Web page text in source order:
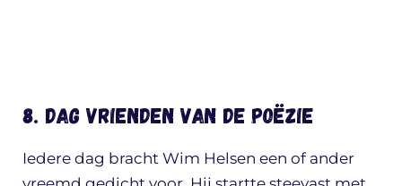
8. Dag vrienden van de poëzie
Iedere dag bracht Wim Helsen een of ander